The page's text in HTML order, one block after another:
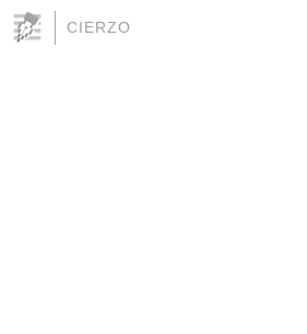
CIERZO